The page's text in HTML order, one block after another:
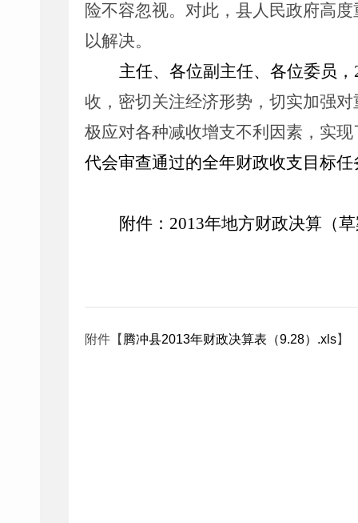
险不容忽视。 对此， 县人民政府高度
以解决。
主任、各位副主任、各位委员，
收，密切关注经济形势，切实加强对
极应对各种减收增支不利因素，实现
代会审查通过的全年财政收支目标任
附件： 2013年地方财政决算（
附件【 腾冲县2013年财政决算表（9.28）.xls】